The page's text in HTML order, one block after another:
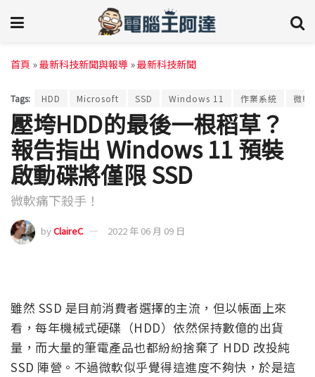
首頁 »最新科技新聞與報導 »最新科技新聞
Tags: HDD Microsoft SSD Windows 11 作業系統 微軟
壓垮HDD的最後一根稻草？
報告指出 Windows 11 預裝
啟動碟將僅限 SSD
微軟痛下殺手！
byClaireC 2022 年 06 月 09 日
雖然 SSD 是目前消費者選擇的主流，但以帳面上來
看，每年機械式硬碟（HDD）依然保持數億的出貨
量，而大量的筆電產品也都紛紛捨棄了 HDD 改投純
SSD 陣營。不過微軟似乎覺得這進度不夠快，於是這